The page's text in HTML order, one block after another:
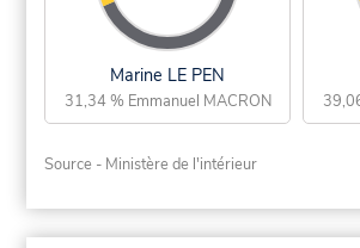
Marine LE PEN
31,34 % Emmanuel MACRON
Source - Ministère de l'intérieur